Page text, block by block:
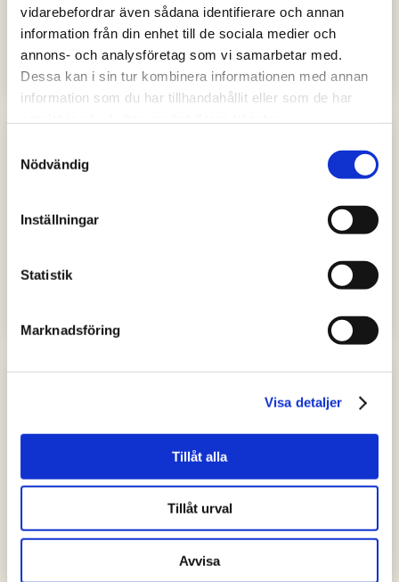
vidarebefordrar även sådana identifierare och annan
information från din enhet till de sociala medier och
annons- och analysföretag som vi samarbetar med.
Dessa kan i sin tur kombinera informationen med annan
information som du har tillhandahållit eller som de har
Nödvändig
Inställningar
Statistik
Marknadsföring
Visa detaljer
Tillåt alla
Tillåt urval
Avvisa
Ulf laddar för Bandy-VM 2025 som
avgörs i Skaraborg
Från Linköping till Lidköping -
JOBB, FRITID
Bandyn tog Martin till Lidköping